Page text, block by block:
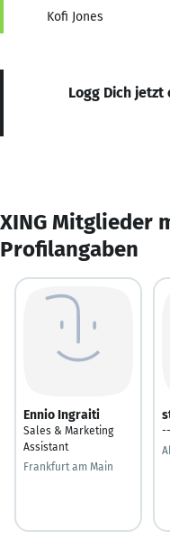
Kofi Jones
Logg Dich jetzt
XING Mitglieder
Profilangaben
Ennio Ingraiti
Sales & Marketing
Assistant
Frankfurt am Main